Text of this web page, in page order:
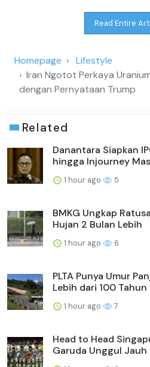
Read Entire
Homepage
Lifestyle
Iran Ngotot Perkaya
dengan Pernyataan Trump
Related
Danantara Siapkan
hingga Injourney
1 hour ago 5
BMKG Ungkap
Hujan 2 Bulan Lebih
1 hour ago 6
PLTA Punya Umur
Lebih dari 100 Tahun
1 hour ago 7
Head to Head
Garuda Unggul Jauh